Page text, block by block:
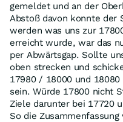
gemeldet und an der
Abstoß davon konnte der
werden was uns zur
erreicht wurde, war das
per Abwärtsgap. Sollte
oben strecken und
17980 / 18000 und
sein. Würde 17800 nicht
Ziele darunter bei 17720
So die Zusammenfassung